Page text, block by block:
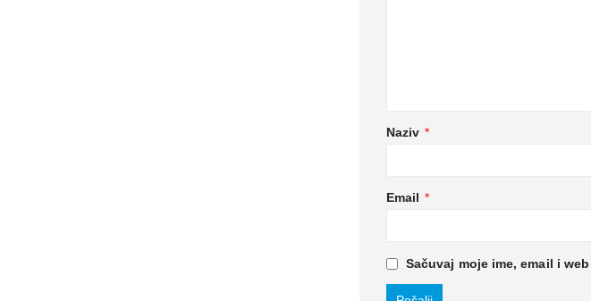
Naziv *
Email *
Sačuvaj moje ime, email i